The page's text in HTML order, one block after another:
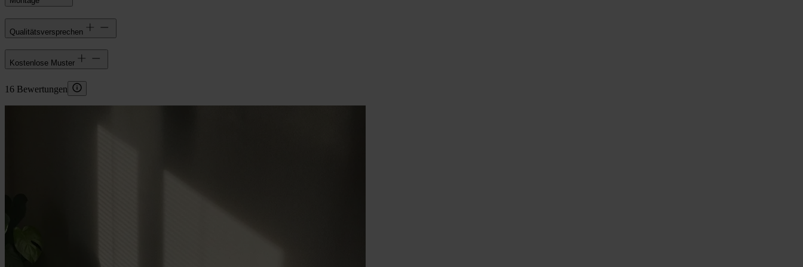
Qualitätsversprechen
Kostenlose Muster
16 Bewertungen